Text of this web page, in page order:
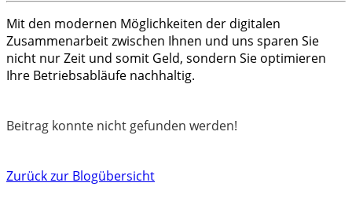
Mit den modernen Möglichkeiten der digitalen
Zusammenarbeit zwischen Ihnen und uns sparen Sie
nicht nur Zeit und somit Geld, sondern Sie optimieren
Ihre Betriebsabläufe nachhaltig.
Beitrag konnte nicht gefunden werden!
Zurück zur Blogübersicht